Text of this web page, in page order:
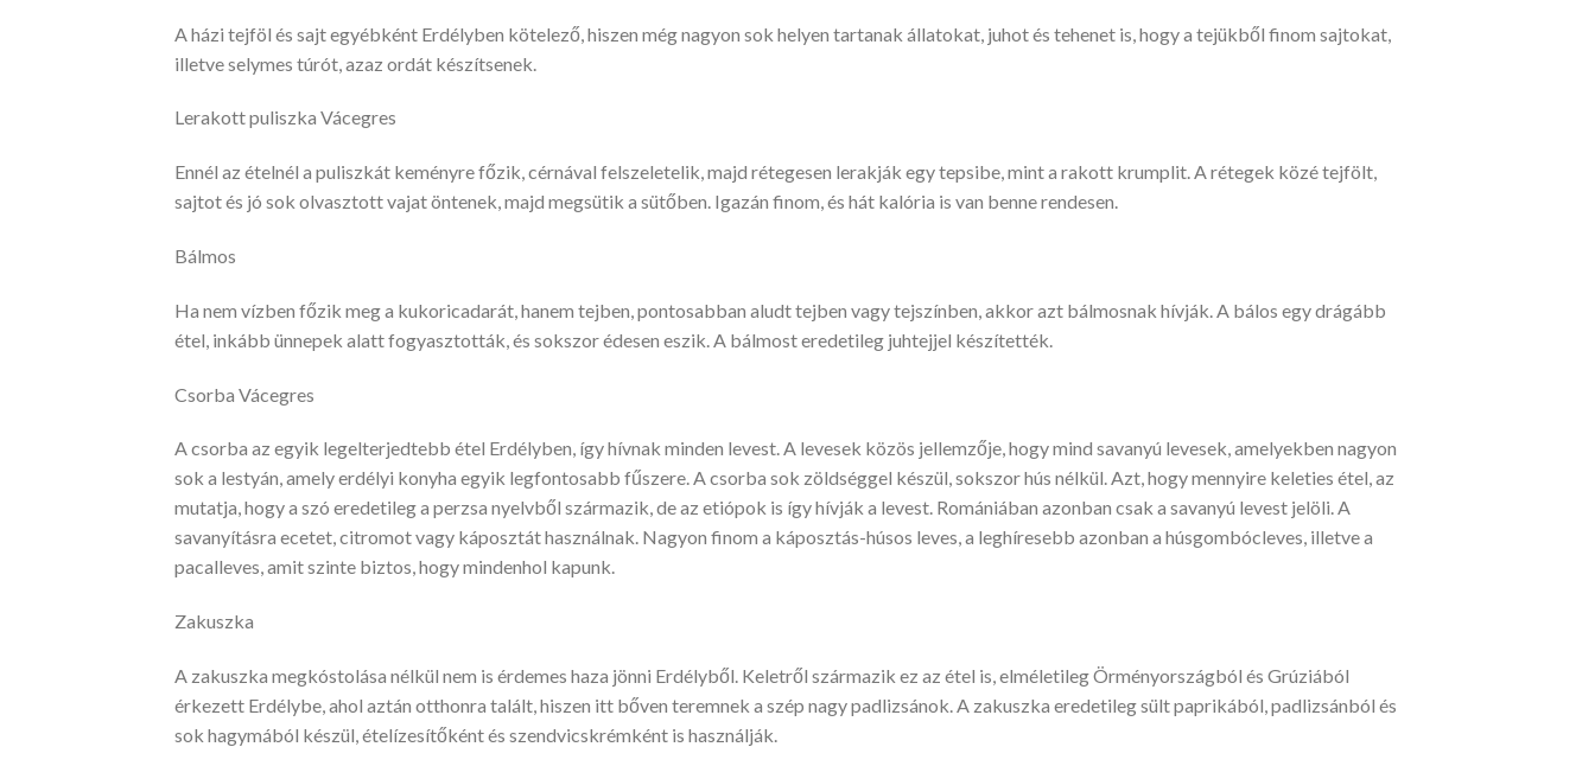
A házi tejföl és sajt egyébként Erdélyben kötelező, hiszen még nagyon sok helyen tartanak állatokat, juhot és tehenet is, hogy a tejükből finom sajtokat,
illetve selymes túrót, azaz ordát készítsenek.
Lerakott puliszka Vácegres
Ennél az ételnél a puliszkát keményre főzik, cérnával felszeletelik, majd rétegesen lerakják egy tepsibe, mint a rakott krumplit. A rétegek közé tejfölt,
sajtot és jó sok olvasztott vajat öntenek, majd megsütik a sütőben. Igazán finom, és hát kalória is van benne rendesen.
Bálmos
Ha nem vízben főzik meg a kukoricadarát, hanem tejben, pontosabban aludt tejben vagy tejszínben, akkor azt bálmosnak hívják. A bálos egy drágább
étel, inkább ünnepek alatt fogyasztották, és sokszor édesen eszik. A bálmost eredetileg juhtejjel készítették.
Csorba Vácegres
A csorba az egyik legelterjedtebb étel Erdélyben, így hívnak minden levest. A levesek közös jellemzője, hogy mind savanyú levesek, amelyekben nagyon
sok a lestyán, amely erdélyi konyha egyik legfontosabb fűszere. A csorba sok zöldséggel készül, sokszor hús nélkül. Azt, hogy mennyire keleties étel, az
mutatja, hogy a szó eredetileg a perzsa nyelvből származik, de az etiópok is így hívják a levest. Romániában azonban csak a savanyú levest jelöli. A
savanyításra ecetet, citromot vagy káposztát használnak. Nagyon finom a káposztás-húsos leves, a leghíresebb azonban a húsgombócleves, illetve a
pacalleves, amit szinte biztos, hogy mindenhol kapunk.
Zakuszka
A zakuszka megkóstolása nélkül nem is érdemes haza jönni Erdélyből. Keletről származik ez az étel is, elméletileg Örményországból és Grúziából
érkezett Erdélybe, ahol aztán otthonra talált, hiszen itt bőven teremnek a szép nagy padlizsánok. A zakuszka eredetileg sült paprikából, padlizsánból és
sok hagymából készül, ételízesítőként és szendvicskrémként is használják.